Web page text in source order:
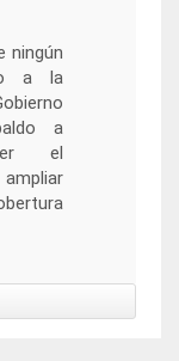
ningún
a la
a
el